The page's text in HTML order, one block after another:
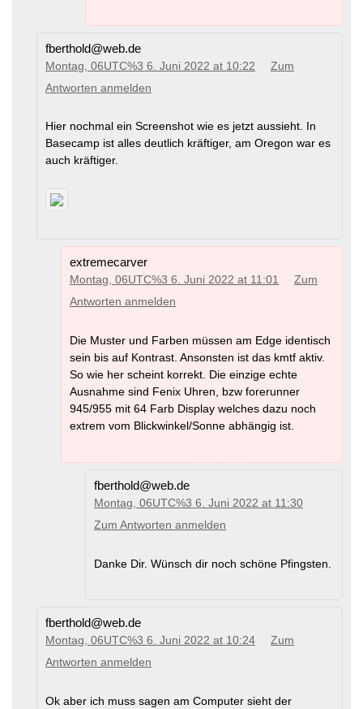
fberthold@web.de
Montag, 06UTC%3 6. Juni 2022 at 10:22
Zum
Antworten anmelden
Hier nochmal ein Screenshot wie es jetzt aussieht. In
Basecamp ist alles deutlich kräftiger, am Oregon war es
auch kräftiger.
extremecarver
Montag, 06UTC%3 6. Juni 2022 at 11:01
Zum
Antworten anmelden
Die Muster und Farben müssen am Edge identisch
sein bis auf Kontrast. Ansonsten ist das kmtf aktiv.
So wie her scheint korrekt. Die einzige echte
Ausnahme sind Fenix Uhren, bzw forerunner
945/955 mit 64 Farb Display welches dazu noch
extrem vom Blickwinkel/Sonne abhängig ist.
fberthold@web.de
Montag, 06UTC%3 6. Juni 2022 at 11:30
Zum Antworten anmelden
Danke Dir. Wünsch dir noch schöne Pfingsten.
fberthold@web.de
Montag, 06UTC%3 6. Juni 2022 at 10:24
Zum
Antworten anmelden
Ok aber ich muss sagen am Computer sieht der